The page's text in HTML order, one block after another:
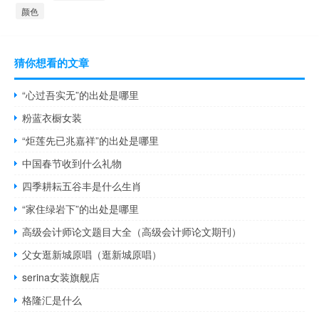
颜色
猜你想看的文章
“心过吾实无”的出处是哪里
粉蓝衣橱女装
“炬莲先已兆嘉祥”的出处是哪里
中国春节收到什么礼物
四季耕耘五谷丰是什么生肖
“家住绿岩下”的出处是哪里
高级会计师论文题目大全（高级会计师论文期刊）
父女逛新城原唱（逛新城原唱）
serina女装旗舰店
格隆汇是什么